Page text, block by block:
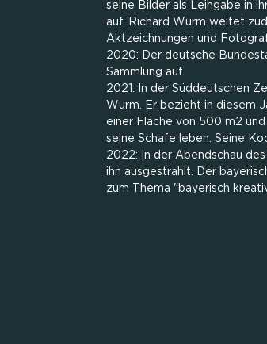
seine Bilder als Leihgabe in
auf. Richard Wurm weitet
Aktzeichnungen und
2020: Der deutsche
Sammlung auf.
2021: In der Süddeutschen
Wurm. Er bezieht in diesem
einer Fläche von 500 m2
seine Schafe leben. Seine
2022: In der Abendschau
ihn ausgestrahlt. Der
zum Thema "bayerisch